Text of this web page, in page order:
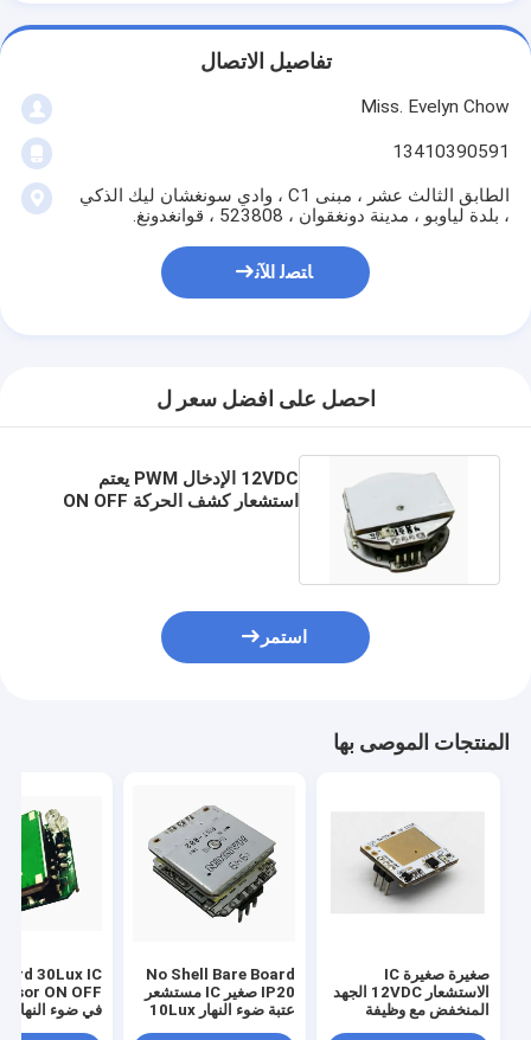
تفاصيل الاتصال
Miss. Evelyn Chow
13410390591
الطابق الثالث عشر ، مبنى C1 ، وادي سونغشان ليك الذكي
، بلدة لياوبو ، مدينة دونغقوان ، 523808 ، قوانغدونغ.
ﺎﺘﺼﻟ ﺍﻶﻧ
احصل على افضل سعر ل
12VDC الإدخال PWM يعتم
استشعار كشف الحركة ON OFF
استمر
المنتجات الموصى بها
صغيرة صغيرة IC
الاستشعار 12VDC الجهد
المنخفض مع وظيفة
No Shell Bare Board
IP20 صغير IC مستشعر
عتبة ضوء النهار 10Lux
30Lux IC
في ضوء النهار